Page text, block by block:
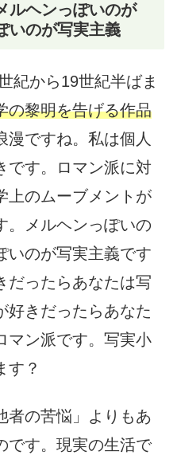
ルヘンっぽいのが
いのが写実主義
紀から19世紀半ばま
の黎明を告げる作品
漫ですね。私は個人
です。ロマン派に対
上のムーブメントが
。メルヘンっぽいの
いのが写実主義です
だったらあなたは写
好きだったらあなた
マン派です。写実小
す？
者の苦悩」よりもあ
です。現実の生活で